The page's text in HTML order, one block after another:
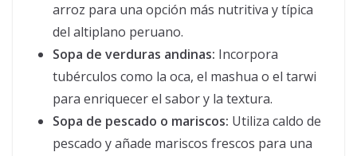
arroz para una opción más nutritiva y típica
del altiplano peruano.
Sopa de verduras andinas: Incorpora
tubérculos como la oca, el mashua o el tarwi
para enriquecer el sabor y la textura.
Sopa de pescado o mariscos: Utiliza caldo de
pescado y añade mariscos frescos para una